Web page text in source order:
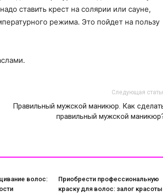
ставить крест на солярии или сауне,
режима. Это пойдет на пользу
Следующая
Правильный мужской маникюр. Как
правильный мужской
волос:
Приобрести профессиональную
краску для волос: залог красоты